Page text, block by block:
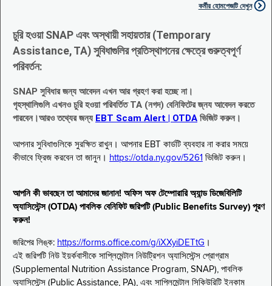
কর্মীর হোমপেজটি দেখুন
চুরি হওয়া SNAP এবং অস্থায়ী সহায়তার (Temporary
Assistance, TA) সুবিধাগুলির প্রতিস্থাপনের ক্ষেত্রে গুরুত্বপূর্ণ
পরিবর্তন:
SNAP সুবিধার জন্য আবেদন এখন আর গ্রহণ করা হচ্ছে না।
গৃহস্থালিগুলি এখনও চুরি হওয়া পরিবর্তিত TA (নগদ) বেনিফিটের জ্নয আবেদন করতে
পারবেন।আরও তথ্যের জন্য EBT Scam Alert | OTDA ভিজিট করুন।
আপনার সুবিধাগুলিকে সুরক্ষিত রাখুন। আপনার EBT কার্ডটি ব্যবহার না করার সময়ে
কীভাবে ফ্রিজ করবেন তা জানুন। https://otda.ny.gov/5261 ভিজিট করুন।
আপনি কী ভাবছেন তা আমাদের জানান! অফিস অফ টেম্পোরারি অ্যান্ড ডিজেবিলিটি
অ্যাসিস্টেন্স (OTDA) পাবলিক বেনিফিট জরিপটি (Public Benefits Survey) পূরণ
করুন!
জরিপের লিঙ্ক: https://forms.office.com/g/iXXyiDETtG ।
এই জরিপটি নিউ ইয়র্কবাসীকে সাপ্লিমেন্টাল নিউট্রিশন অ্যাসিস্টেন্স প্রোগ্রাম
(Supplemental Nutrition Assistance Program, SNAP), পাবলিক
অ্যাসিস্টেন্স (Public Assistance, PA), এবং সাপ্লিমেন্টাল সিকিউরিটি ইনকাম